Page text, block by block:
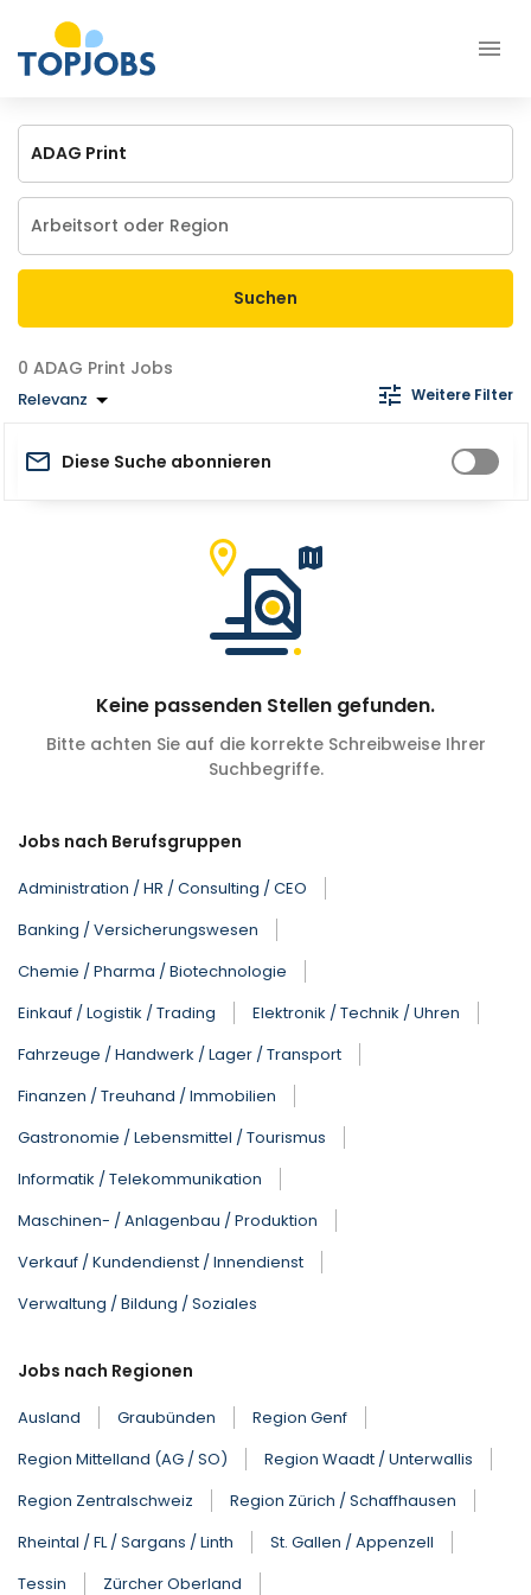
Suchen
ADAG Print Jobs
Relevanz Weitere Filter
Diese Suche abonnieren
Keine passenden Stellen gefunden.
Bitte achten Sie auf die korrekte Schreibweise Ihrer
Suchbegriffe.
Jobs nach Berufsgruppen
Administration / HR / Consulting / CEO
Banking / Versicherungswesen
Chemie / Pharma / Biotechnologie
Einkauf / Logistik / Trading
Elektronik / Technik / Uhren
Fahrzeuge / Handwerk / Lager / Transport
Finanzen / Treuhand / Immobilien
Gastronomie / Lebensmittel / Tourismus
Informatik / Telekommunikation
Maschinen- / Anlagenbau / Produktion
Verkauf / Kundendienst / Innendienst
Verwaltung / Bildung / Soziales
Jobs nach Regionen
Ausland Graubünden
Region Genf
Region Mittelland (AG / SO)
Region Waadt / Unterwallis
Region Zentralschweiz
Region Zürich / Schaffhausen
Rheintal / FL / Sargans / Linth
St. Gallen / Appenzell
Tessin
Zürcher Oberland